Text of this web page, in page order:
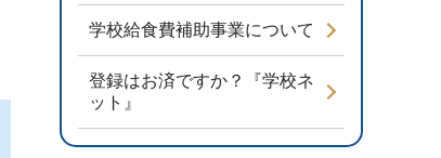
学校給食費補助事業について
登録はお済ですか？『学校ネ
ット』